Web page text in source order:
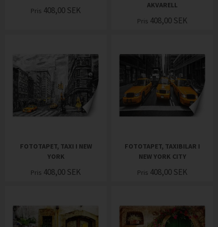
Pris 408,00 SEK
AKVARELL
Pris 408,00 SEK
FOTOTAPET, TAXI I NEW
YORK
Pris 408,00 SEK
FOTOTAPET, TAXIBILAR I
NEW YORK CITY
Pris 408,00 SEK